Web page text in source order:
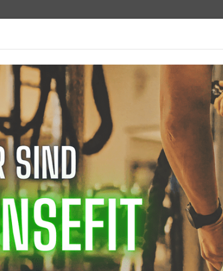
Fitnessstudio Gesundheitssport
Abteilungen Turnen Termine